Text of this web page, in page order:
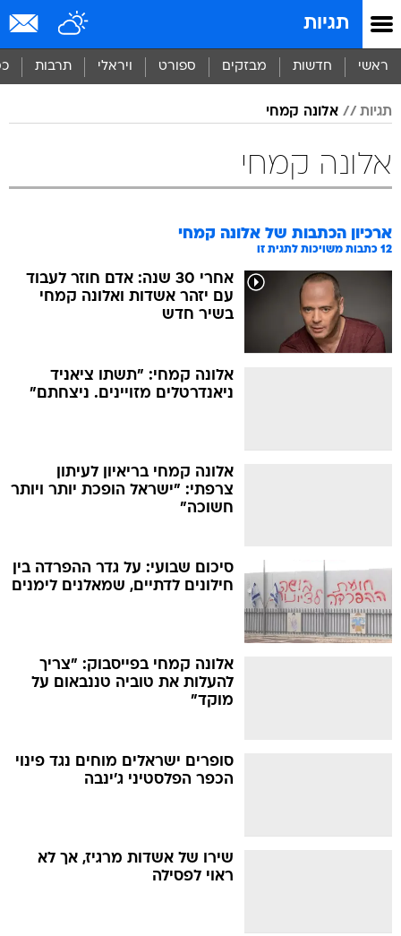
תגיות
ראשי חדשות מבזקים ספורט ויראלי תרבות
תגיות אלונה קמחי
אלונה קמחי
ארכיון הכתבות של אלונה קמחי
12 כתבות משויכות לתגית זו
אחרי 30 שנה: אדם חוזר לעבוד
עם יזהר אשדות ואלונה קמחי
בשיר חדש
אלונה קמחי: "תשתו ציאניד
ניאנדרטלים מזויינים. ניצחתם"
אלונה קמחי בריאיון לעיתון
צרפתי: "ישראל הופכת יותר ויותר
חשוכה"
סיכום שבועי: על גדר ההפרדה בין
חילונים לדתיים, שמאלנים לימנים
אלונה קמחי בפייסבוק: "צריך
להעלות את טוביה טננבאום על
מוקד"
סופרים ישראלים מוחים נגד פינוי
הכפר הפלסטיני ג'ינבה
שירו של אשדות מרגיז, אך לא
ראוי לפסילה